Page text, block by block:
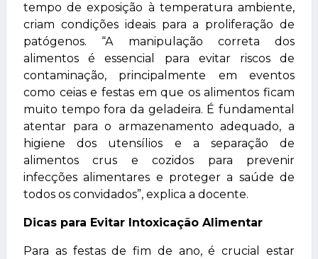
tempo de exposição à temperatura ambiente,
criam condições ideais para a proliferação de
patógenos. “A manipulação correta dos
alimentos é essencial para evitar riscos de
contaminação, principalmente em eventos
como ceias e festas em que os alimentos ficam
muito tempo fora da geladeira. É fundamental
atentar para o armazenamento adequado, a
higiene dos utensílios e a separação de
alimentos crus e cozidos para prevenir
infecções alimentares e proteger a saúde de
todos os convidados”, explica a docente.
Dicas para Evitar Intoxicação Alimentar
Para as festas de fim de ano, é crucial estar